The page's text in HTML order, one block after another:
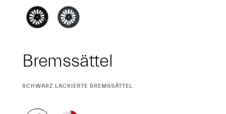
Bremssättel
CURRENT
SCHWARZ LACKIERTE BREMSSÄTTEL